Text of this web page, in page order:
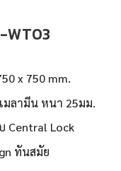
WT03
x 750 mm.
มลามีน หนา 25มม.
Central Lock
ทันสมัย